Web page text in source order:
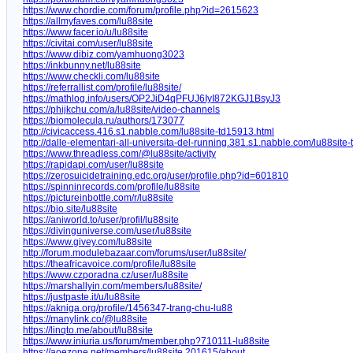
https://www.chordie.com/forum/profile.php?id=2615623
https://allmyfaves.com/lu88site
https://www.facer.io/u/lu88site
https://civitai.com/user/lu88site
https://www.dibiz.com/yamhuong3023
https://inkbunny.net/lu88site
https://www.checkli.com/lu88site
https://referrallist.com/profile/lu88site/
https://mathlog.info/users/OP2JiD4qPFUJ6IyI872KGJ1BsyJ3
https://phijkchu.com/a/lu88site/video-channels
https://biomolecula.ru/authors/173077
http://civicaccess.416.s1.nabble.com/lu88site-td15913.html
http://dalle-elementari-all-universita-del-running.381.s1.nabble.com/lu88site-
https://www.threadless.com/@lu88site/activity
https://rapidapi.com/user/lu88site
https://zerosuicidetraining.edc.org/user/profile.php?id=601810
https://spinninrecords.com/profile/lu88site
https://pictureinbottle.com/r/lu88site
https://bio.site/lu88site
https://aniworld.to/user/profil/lu88site
https://divinguniverse.com/user/lu88site
https://www.givey.com/lu88site
http://forum.modulebazaar.com/forums/user/lu88site/
https://theafricavoice.com/profile/lu88site
https://www.czporadna.cz/user/lu88site
https://marshallyin.com/members/lu88site/
https://justpaste.it/u/lu88site
https://akniga.org/profile/1456347-trang-chu-lu88
https://manylink.co/@lu88site
https://linqto.me/about/lu88site
https://www.iniuria.us/forum/member.php?710111-lu88site